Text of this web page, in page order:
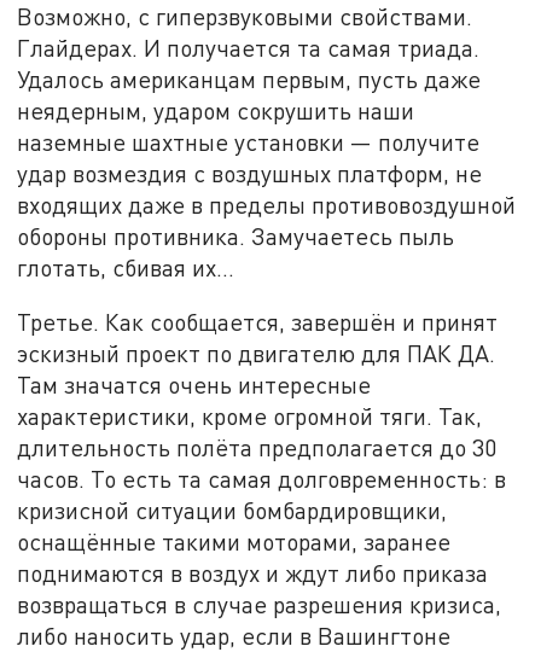
Возможно, с гиперзвуковыми свойствами.
Глайдерах. И получается та самая триада.
Удалось американцам первым, пусть даже
неядерным, ударом сокрушить наши
наземные шахтные установки — получите
удар возмездия с воздушных платформ, не
входящих даже в пределы противовоздушной
обороны противника. Замучаетесь пыль
глотать, сбивая их…
Третье. Как сообщается, завершён и принят
эскизный проект по двигателю для ПАК ДА.
Там значатся очень интересные
характеристики, кроме огромной тяги. Так,
длительность полёта предполагается до 30
часов. То есть та самая долговременность: в
кризисной ситуации бомбардировщики,
оснащённые такими моторами, заранее
поднимаются в воздух и ждут либо приказа
возвращаться в случае разрешения кризиса,
либо наносить удар, если в Вашингтоне